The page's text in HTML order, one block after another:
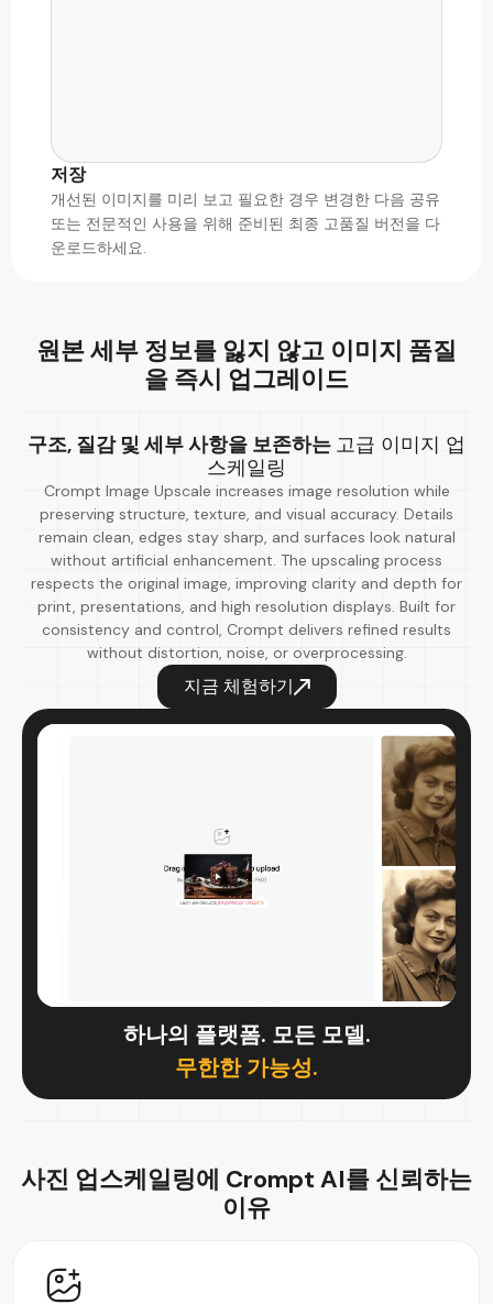
저장
개선된 이미지를 미리 보고 필요한 경우 변경한 다음 공유
또는 전문적인 사용을 위해 준비된 최종 고품질 버전을 다
운로드하세요.
원본 세부 정보를 잃지 않고 이미지 품질
을 즉시 업그레이드
구조, 질감 및 세부 사항을 보존하는 고급 이미지 업
스케일링
Crompt Image Upscale increases image resolution while
preserving structure, texture, and visual accuracy. Details
remain clean, edges stay sharp, and surfaces look natural
without artificial enhancement. The upscaling process
respects the original image, improving clarity and depth for
print, presentations, and high resolution displays. Built for
consistency and control, Crompt delivers refined results
without distortion, noise, or overprocessing.
지금 체험하기
하나의 플랫폼. 모든 모델.
무한한 가능성.
사진 업스케일링에 Crompt AI를 신뢰하는
이유